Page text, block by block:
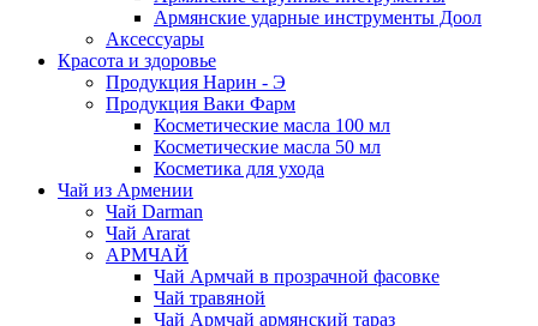
Армянские ударные инструменты Доол
Аксессуары
Красота и здоровье
Продукция Нарин - Э
Продукция Ваки Фарм
Косметические масла 100 мл
Косметические масла 50 мл
Косметика для ухода
Чай из Армении
Чай Darman
Чай Ararat
АРМЧАЙ
Чай Армчай в прозрачной фасовке
Чай травяной
Чай Армчай армянский тараз